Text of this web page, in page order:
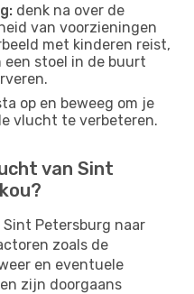
denk na over de
van voorzieningen
met kinderen reist,
een ​​stoel in de buurt
op en beweeg om je
vlucht te verbeteren.
van Sint
Petersburg naar
zoals de
en eventuele
zijn doorgaans